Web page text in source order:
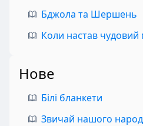
Бджола та Шершень
Коли настав
Нове
Білі бланкети
Звичай нашого